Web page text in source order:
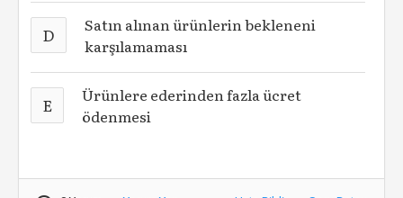
D
Satın alınan ürünlerin bekleneni
karşılamaması
E
Ürünlere ederinden fazla ücret
ödenmesi